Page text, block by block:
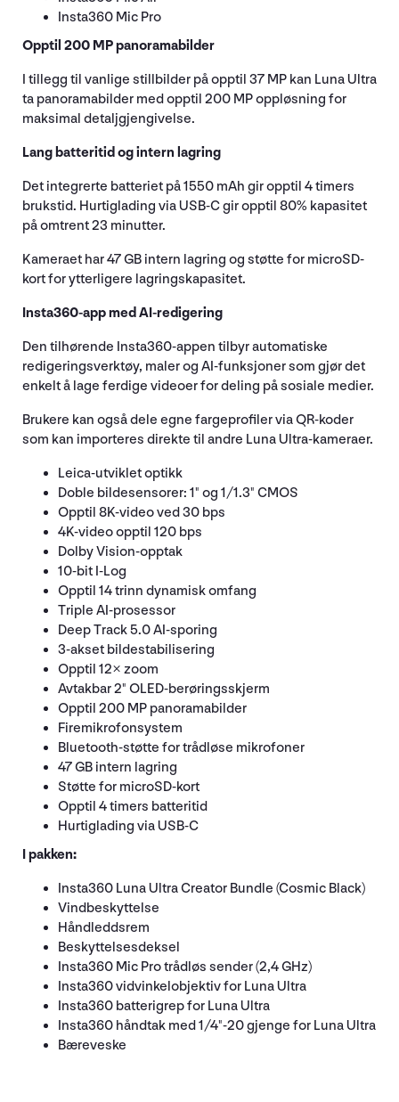
Insta360 Mic Pro
Opptil 200 MP panoramabilder
I tillegg til vanlige stillbilder på opptil 37 MP kan Luna Ultra
ta panoramabilder med opptil 200 MP oppløsning for
maksimal detaljgjengivelse.
Lang batteritid og intern lagring
Det integrerte batteriet på 1550 mAh gir opptil 4 timers
brukstid. Hurtiglading via USB-C gir opptil 80% kapasitet
på omtrent 23 minutter.
Kameraet har 47 GB intern lagring og støtte for microSD-
kort for ytterligere lagringskapasitet.
Insta360-app med AI-redigering
Den tilhørende Insta360-appen tilbyr automatiske
redigeringsverktøy, maler og AI-funksjoner som gjør det
enkelt å lage ferdige videoer for deling på sosiale medier.
Brukere kan også dele egne fargeprofiler via QR-koder
som kan importeres direkte til andre Luna Ultra-kameraer.
Leica-utviklet optikk
Doble bildesensorer: 1" og 1/1.3" CMOS
Opptil 8K-video ved 30 bps
4K-video opptil 120 bps
Dolby Vision-opptak
10-bit I-Log
Opptil 14 trinn dynamisk omfang
Triple AI-prosessor
Deep Track 5.0 AI-sporing
3-akset bildestabilisering
Opptil 12× zoom
Avtakbar 2" OLED-berøringsskjerm
Opptil 200 MP panoramabilder
Firemikrofonsystem
Bluetooth-støtte for trådløse mikrofoner
47 GB intern lagring
Støtte for microSD-kort
Opptil 4 timers batteritid
Hurtiglading via USB-C
I pakken:
Insta360 Luna Ultra Creator Bundle (Cosmic Black)
Vindbeskyttelse
Håndleddsrem
Beskyttelsesdeksel
Insta360 Mic Pro trådløs sender (2,4 GHz)
Insta360 vidvinkelobjektiv for Luna Ultra
Insta360 batterigrep for Luna Ultra
Insta360 håndtak med 1/4"-20 gjenge for Luna Ultra
Bæreveske